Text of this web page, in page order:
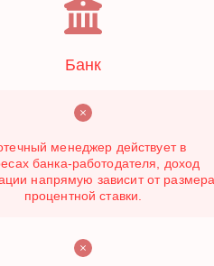
Банк
менеджер действует в
банка-работодателя, доход
напрямую зависит от размера
процентной ставки.